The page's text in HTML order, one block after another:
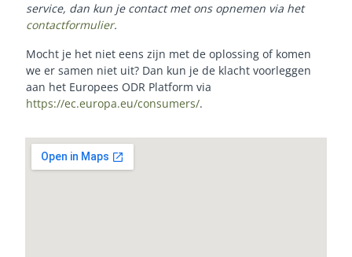
service, dan kun je contact met ons opnemen via het
contactformulier.
Mocht je het niet eens zijn met de oplossing of komen
we er samen niet uit? Dan kun je de klacht voorleggen
aan het Europees ODR Platform via
https://ec.europa.eu/consumers/.